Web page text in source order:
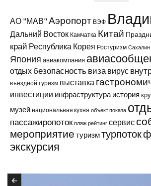
АО "МАВ"Аэропорт ВЭФ
Дальний Восток Камчатка Китай
край Республика Корея Ростуризм Сахалин
Япония авиакомпания
отдых безопасность виза вирус
въездной туризм выставка
инвестиции инфраструктура история
музей национальная кухня объект показа
пассажиропоток пляж рейтинг сервис
мероприятие туризмтурпоток
экскурсия